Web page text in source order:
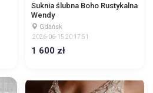
Suknia ślubna Boho Rustykalna
Wendy
Gdańsk
2026-06-15 20:17:51
1 600 zł